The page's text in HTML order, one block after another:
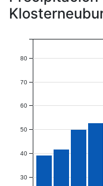
30
40
50
60
70
80